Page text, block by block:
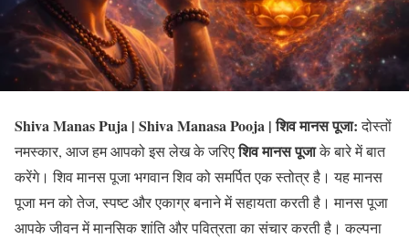
Shiva Manas Puja | Shiva Manasa Pooja | शिव मानस पूजा:दोस्तों
नमस्कार, आज हम आपको इस लेख के जरिएशिव मानस पूजाके बारे में बात
करेंगे। शिव मानस पूजा भगवान शिव को समर्पित एक स्तोत्र है। यह मानस
पूजा मन को तेज, स्पष्ट और एकाग्र बनाने में सहायता करती है। मानस पूजा
आपके जीवन में मानसिक शांति और पवित्रता का संचार करती है। कल्पना